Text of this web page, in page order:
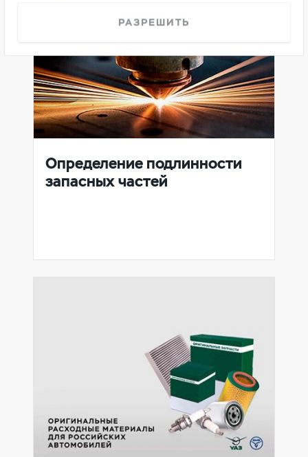
Определение подлинности
запасных частей
РАЗРЕШИТЬ